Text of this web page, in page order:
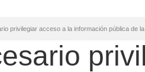
privilegiar acceso a la información pública de